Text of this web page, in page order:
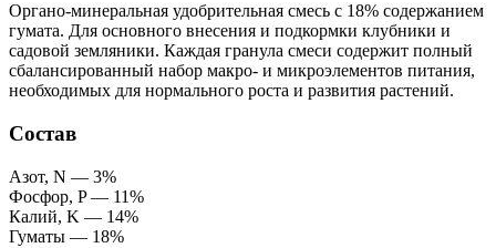
Органо-минеральная удобрительная смесь с 18% содержанием
гумата. Для основного внесения и подкормки клубники и
садовой земляники. Каждая гранула смеси содержит полный
сбалансированный набор макро- и микроэлементов питания,
необходимых для нормального роста и развития растений.
Состав
Азот, N — 3%
Фосфор, P — 11%
Калий, K — 14%
Гуматы — 18%